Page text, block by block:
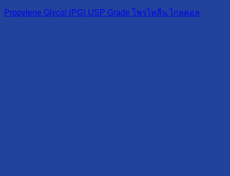
Propylene Glycol (PG) USP Grade โพรไพลีน ไกลคอล